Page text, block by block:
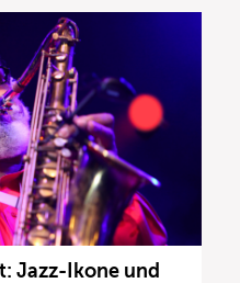
Jazz-Ikone und